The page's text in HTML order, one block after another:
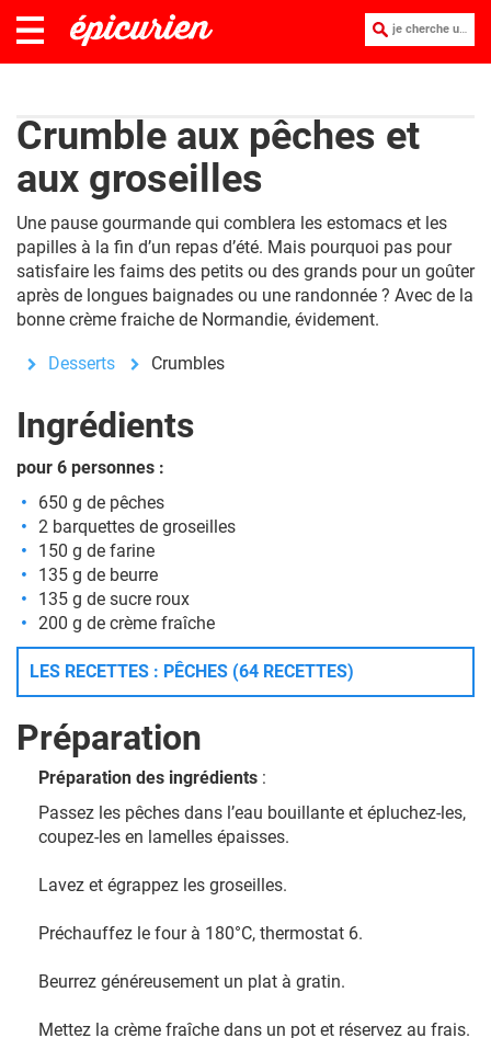
je cherche une recette :
Crumble aux pêches et
aux groseilles
Une pause gourmande qui comblera les estomacs et les
papilles à la fin d’un repas d’été. Mais pourquoi pas pour
satisfaire les faims des petits ou des grands pour un goûter
après de longues baignades ou une randonnée ? Avec de la
bonne crème fraiche de Normandie, évidement.
Desserts Crumbles
Ingrédients
pour 6 personnes :
650 g de pêches
2 barquettes de groseilles
150 g de farine
135 g de beurre
135 g de sucre roux
200 g de crème fraîche
LES RECETTES : PÊCHES (64 RECETTES)
Préparation
Préparation des ingrédients :
Passez les pêches dans l’eau bouillante et épluchez-les,
coupez-les en lamelles épaisses.
Lavez et égrappez les groseilles.
Préchauffez le four à 180°C, thermostat 6.
Beurrez généreusement un plat à gratin.
Mettez la crème fraîche dans un pot et réservez au frais.